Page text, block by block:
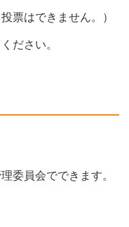
票はできません。）
ださい。
委員会でできます。